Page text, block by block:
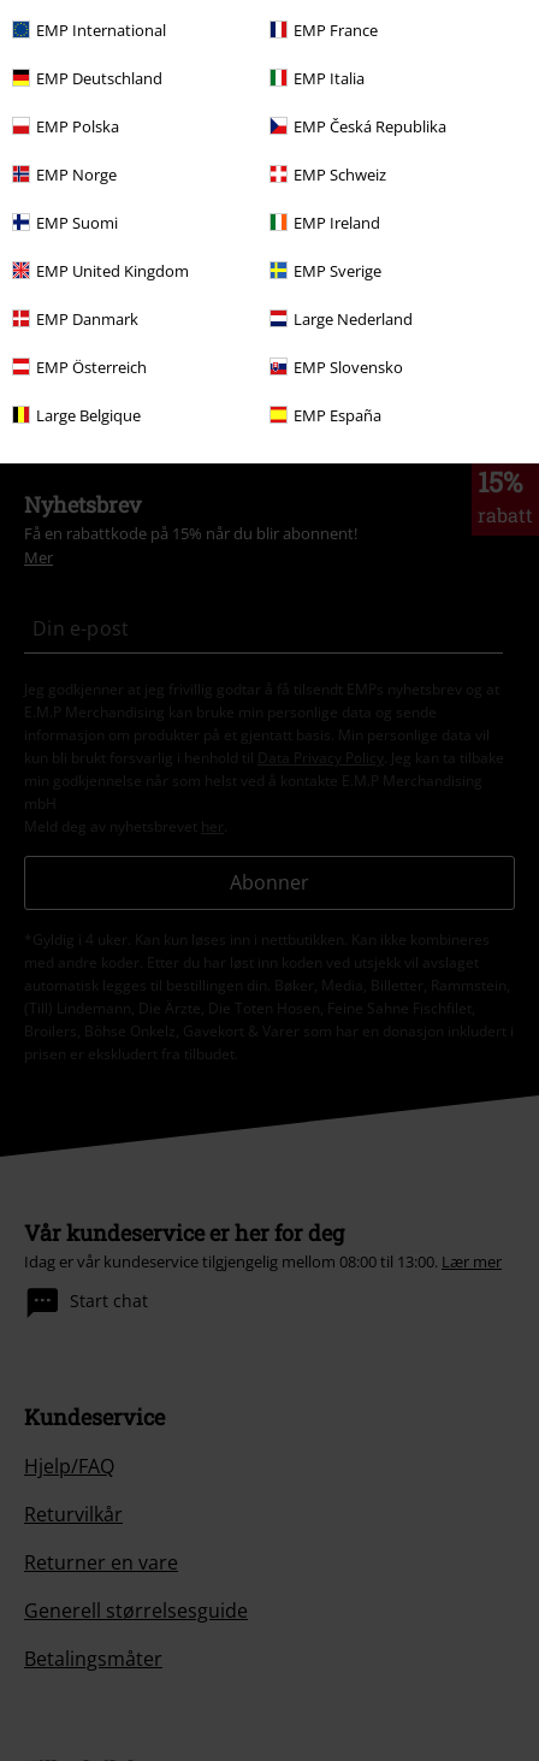
EMP International EMP France
EMP Deutschland EMP Italia
EMP Polska EMP Česká Republika
EMP Norge EMP Schweiz
EMP Suomi EMP Ireland
EMP United Kingdom EMP Sverige
EMP Danmark Large Nederland
EMP Österreich EMP Slovensko
Large Belgique EMP España
Salg % Band Merch
Salg % Klær T-skjorter
Bandmerch Klær T-skjorter
Bandmerch Sustainable Band Merch
Bandmerch Sjanger Thrash Metal
15%
rabatt
Nyhetsbrev
Få en rabattkode på 15% når du blir abonnent!
Mer
Jeg godkjenner at jeg frivillig godtar å få tilsendt EMPs nyhetsbrev og at
E.M.P Merchandising kan bruke min personlige data og sende
informasjon om produkter på et gjentatt basis. Min personlige data vil
kun bli brukt forsvarlig i henhold til
Data Privacy Policy
. Jeg kan ta tilbake
min godkjennelse når som helst ved å kontakte E.M.P Merchandising
mbH
Meld deg av nyhetsbrevet her
Abonner
*Gyldig i 4 uker. Kan kun løses inn i nettbutikken. Kan ikke kombineres
med andre koder. Etter du har løst inn koden ved utsjekk vil avslaget
automatisk legges til bestillingen din. Bøker, Media, Billetter, Rammstein,
(Till) Lindemann, Die Ärzte, Die Toten Hosen, Feine Sahne Fischfilet,
Broilers, Böhse Onkelz, Gavekort & Varer som har en donasjon inkludert i
prisen er ekskludert fra tilbudet.
Vår kundeservice er her for deg
Idag er vår kundeservice tilgjengelig mellom 08:00 til 13:00. Lær mer
Start chat
Kundeservice
Hjelp/FAQ
Returvilkår
Returner en vare
Generell størrelsesguide
Betalingsmåter